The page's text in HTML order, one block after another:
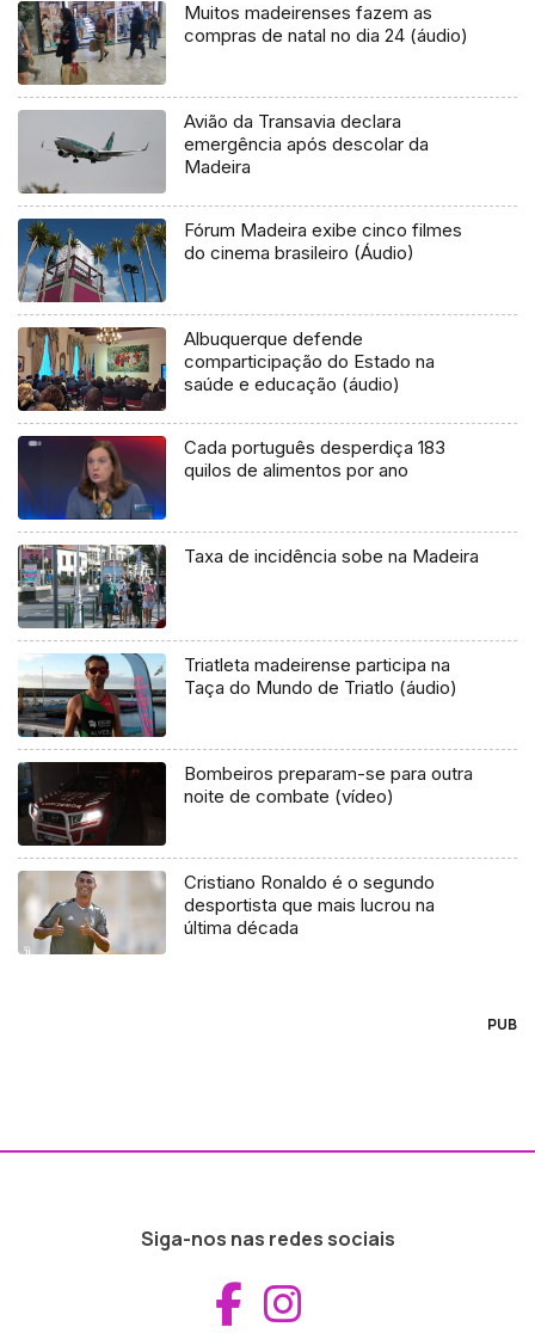
Muitos madeirenses fazem as
compras de natal no dia 24 (áudio)
Avião da Transavia declara
emergência após descolar da
Madeira
Fórum Madeira exibe cinco filmes
do cinema brasileiro (Áudio)
Albuquerque defende
comparticipação do Estado na
saúde e educação (áudio)
Cada português desperdiça 183
quilos de alimentos por ano
Taxa de incidência sobe na Madeira
Triatleta madeirense participa na
Taça do Mundo de Triatlo (áudio)
Bombeiros preparam-se para outra
noite de combate (vídeo)
Cristiano Ronaldo é o segundo
desportista que mais lucrou na
última década
PUB
Siga-nos nas redes sociais
Aceder ao